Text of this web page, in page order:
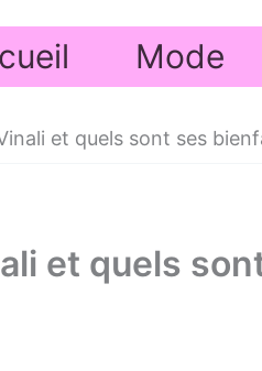
Mode
et quels sont ses
et quels